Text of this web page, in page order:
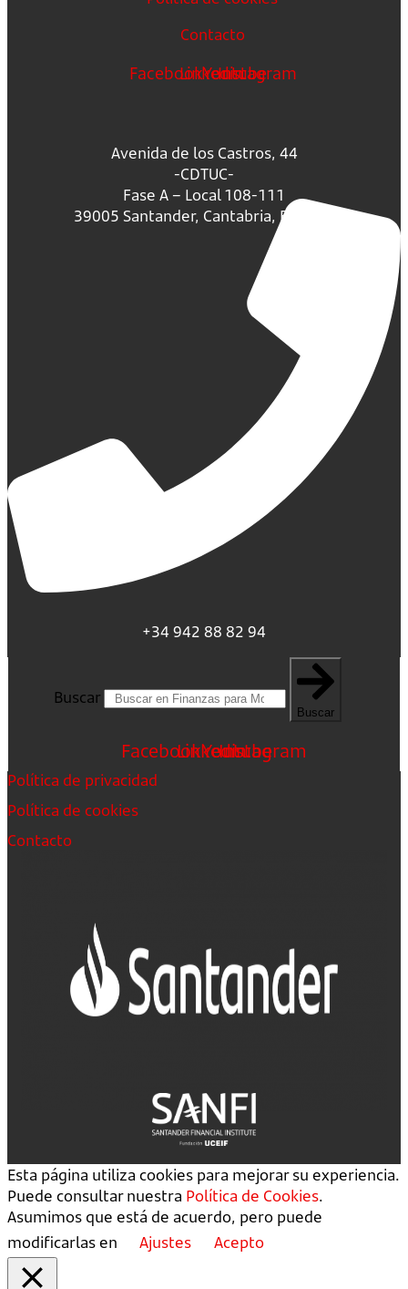
Contacto
FacebookLinkedin
Youtube
Instagram
Avenida de los Castros, 44
-CDTUC-
Fase A – Local 108-111
39005 Santander, Cantabria, España.
+34 942 88 82 94
Buscar
Buscar
FacebookLinkedin
Youtube
Instagram
Política de privacidad
Política de cookies
Contacto
Esta página utiliza cookies para mejorar su experiencia.
Puede consultar nuestra Política de Cookies.
Asumimos que está de acuerdo, pero puede
modificarlas en
Ajustes Acepto